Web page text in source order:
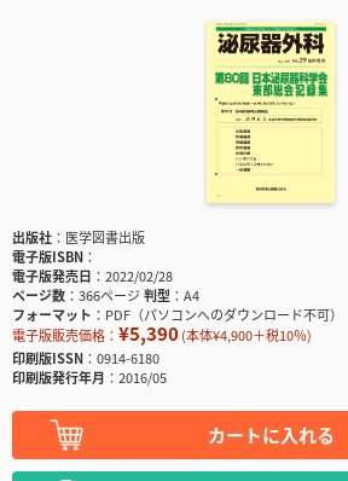
出版社
医学図書出版
電子版ISBN
電子版発売日
2022/02/28
ページ数
366ページ判型
A4
フォーマット
PDF（パソコンへのダウンロード不可）
電子版販売価格： ¥5,390(本体¥4,900＋税10％)
印刷版ISSN
0914-6180
印刷版発行年月
2016/05
カートに入れる